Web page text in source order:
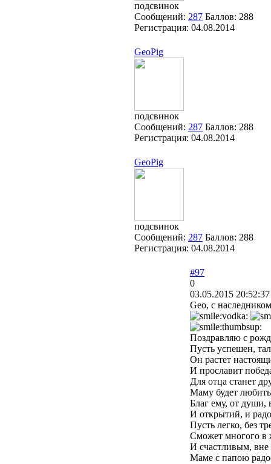
подсвинок
Сообщений: 287 Баллов: 288
Регистрация: 04.08.2014
GeoPig
подсвинок
Сообщений: 287 Баллов: 288
Регистрация: 04.08.2014
GeoPig
подсвинок
Сообщений: 287 Баллов: 288
Регистрация: 04.08.2014
#97
0
03.05.2015 20:52:37
Geo, с
Поздравляю с
Пусть успешен,
Он растет
И прославит
Для отца станет
Маму будет
Благ ему, от души,
И открытий, и
Пусть легко, без
Сможет многого в
И счастливым,
Маме с папою